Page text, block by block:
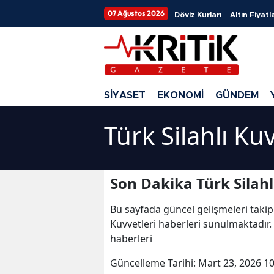
07 Ağustos 2026 Döviz Kurları Altın
SİYASET EKONOMİ GÜNDEM
Türk Silahlı
Son Dakika Türk
Bu sayfada güncel gelişmeleri
Kuvvetleri haberleri sunulmaktadır.
haberleri
Güncelleme Tarihi: Mart 23, 2026